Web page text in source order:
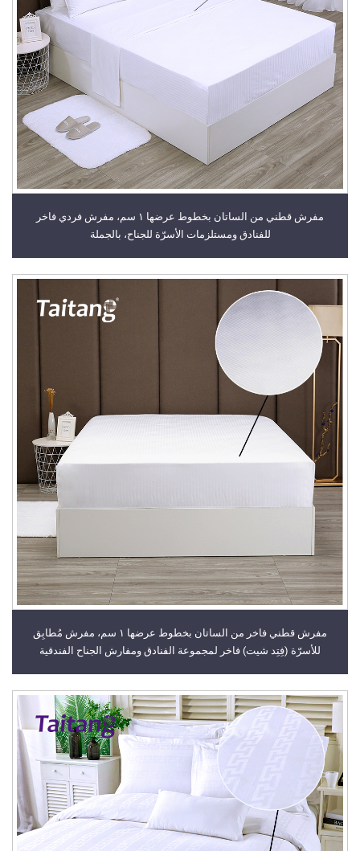
مفرش قطني من الساتان بخطوط عرضها ١ سم، مفرش فردي فاخر
للفنادق ومستلزمات الأسرّة للجناح، بالجملة
مفرش قطني فاخر من الساتان بخطوط عرضها ١ سم، مفرش مُطابِق
للأسرّة (فِتِد شيت) فاخر لمجموعة الفنادق ومفارش الجناح الفندقية